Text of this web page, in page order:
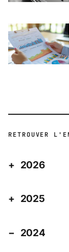
RETROUVER
2026
2025
2024